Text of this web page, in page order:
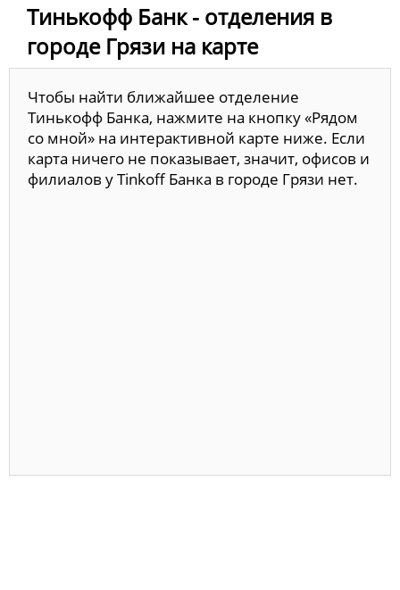
Тинькофф Банк - отделения в
городе Грязи на карте
Чтобы найти ближайшее отделение
Тинькофф Банка, нажмите на кнопку «Рядом
со мной» на интерактивной карте ниже. Если
карта ничего не показывает, значит, офисов и
филиалов у Tinkoff Банка в городе Грязи нет.